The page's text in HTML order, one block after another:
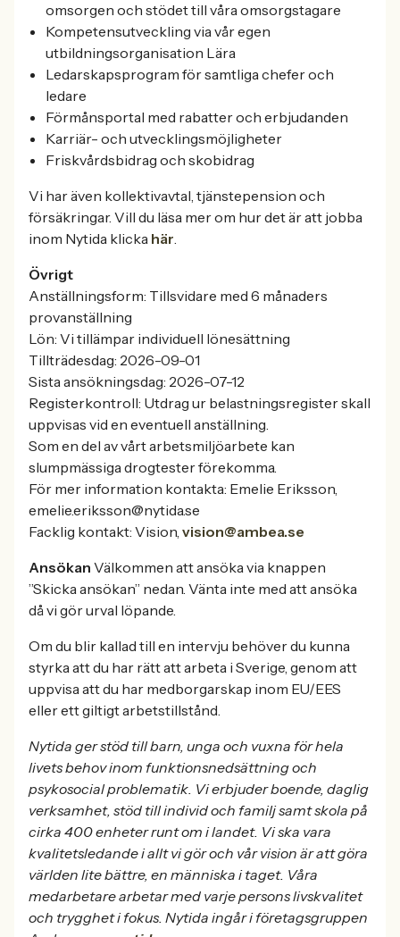
omsorgen och stödet till våra omsorgstagare
Kompetensutveckling via vår egen
utbildningsorganisation Lära
Ledarskapsprogram för samtliga chefer och
ledare
Förmånsportal med rabatter och erbjudanden
Karriär- och utvecklingsmöjligheter
Friskvårdsbidrag och skobidrag
Vi har även kollektivavtal, tjänstepension och
försäkringar. Vill du läsa mer om hur det är att jobba
inom Nytida klicka här.
Övrigt
Anställningsform: Tillsvidare med 6 månaders
provanställning
Lön: Vi tillämpar individuell lönesättning
Tillträdesdag: 2026-09-01
Sista ansökningsdag: 2026-07-12
Registerkontroll: Utdrag ur belastningsregister skall
uppvisas vid en eventuell anställning.
Som en del av vårt arbetsmiljöarbete kan
slumpmässiga drogtester förekomma.
För mer information kontakta: Emelie Eriksson,
emelie.eriksson@nytida.se
Facklig kontakt: Vision, vision@ambea.se
Ansökan Välkommen att ansöka via knappen
”Skicka ansökan” nedan. Vänta inte med att ansöka
då vi gör urval löpande.
Om du blir kallad till en intervju behöver du kunna
styrka att du har rätt att arbeta i Sverige, genom att
uppvisa att du har medborgarskap inom EU/EES
eller ett giltigt arbetstillstånd.
Nytida ger stöd till barn, unga och vuxna för hela
livets behov inom funktionsnedsättning och
psykosocial problematik. Vi erbjuder boende, daglig
verksamhet, stöd till individ och familj samt skola på
cirka 400 enheter runt om i landet. Vi ska vara
kvalitetsledande i allt vi gör och vår vision är att göra
världen lite bättre, en människa i taget. Våra
medarbetare arbetar med varje persons livskvalitet
och trygghet i fokus. Nytida ingår i företagsgruppen